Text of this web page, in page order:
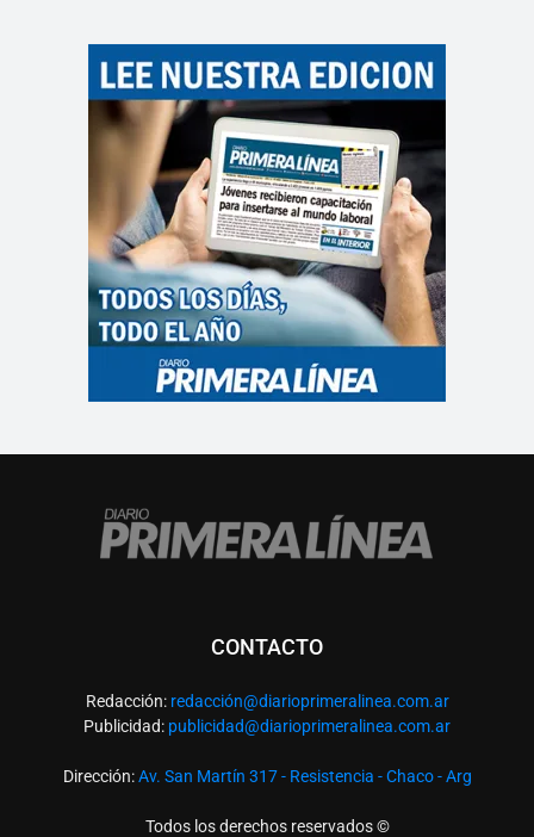
CONTACTO
Redacción: redacción@diarioprimeralinea.com.ar
Publicidad: publicidad@diarioprimeralinea.com.ar
Dirección:Av. San Martín 317 - Resistencia - Chaco - Arg
Todos los derechos reservados ©